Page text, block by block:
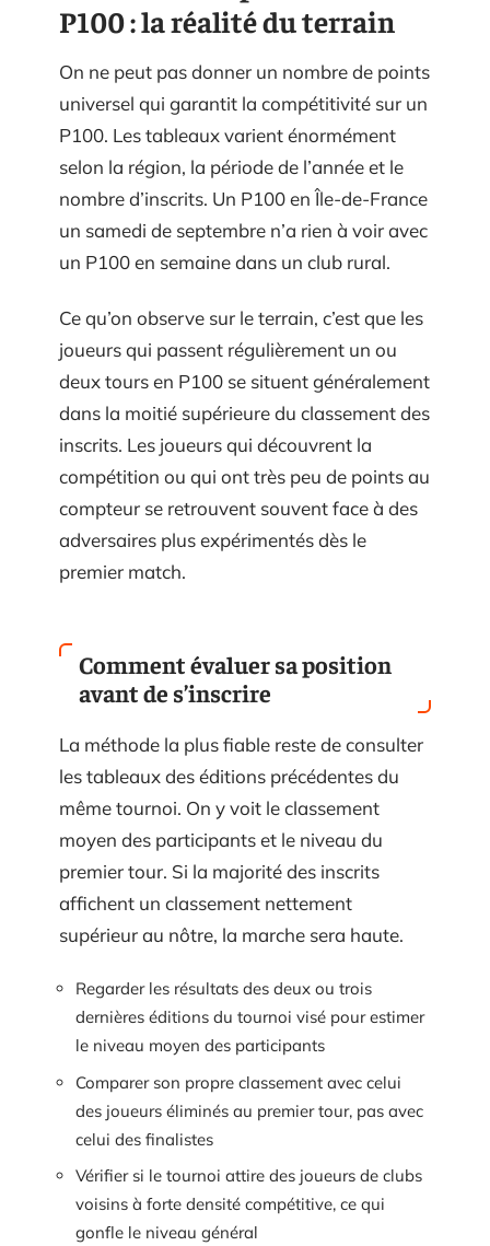
P100 : la réalité du terrain
On ne peut pas donner un nombre de points
universel qui garantit la compétitivité sur un
P100. Les tableaux varient énormément
selon la région, la période de l’année et le
nombre d’inscrits. Un P100 en Île-de-France
un samedi de septembre n’a rien à voir avec
un P100 en semaine dans un club rural.
Ce qu’on observe sur le terrain, c’est que les
joueurs qui passent régulièrement un ou
deux tours en P100 se situent généralement
dans la moitié supérieure du classement des
inscrits. Les joueurs qui découvrent la
compétition ou qui ont très peu de points au
compteur se retrouvent souvent face à des
adversaires plus expérimentés dès le
premier match.
Comment évaluer sa position
avant de s’inscrire
La méthode la plus fiable reste de consulter
les tableaux des éditions précédentes du
même tournoi. On y voit le classement
moyen des participants et le niveau du
premier tour. Si la majorité des inscrits
affichent un classement nettement
supérieur au nôtre, la marche sera haute.
Regarder les résultats des deux ou trois
dernières éditions du tournoi visé pour estimer
le niveau moyen des participants
Comparer son propre classement avec celui
des joueurs éliminés au premier tour, pas avec
celui des finalistes
Vérifier si le tournoi attire des joueurs de clubs
voisins à forte densité compétitive, ce qui
gonfle le niveau général